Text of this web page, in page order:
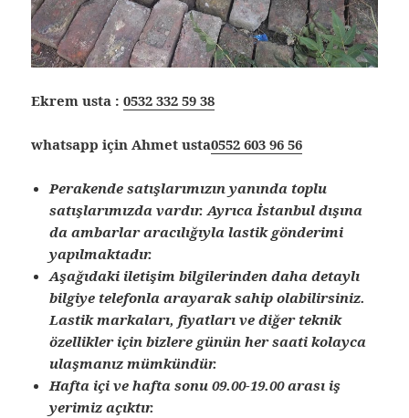
Ekrem usta :0532 332 59 38
whatsapp için Ahmet usta0552 603 96 56
Perakende satışlarımızın yanında toplu
satışlarımızda vardır. Ayrıca İstanbul dışına
da ambarlar aracılığıyla lastik gönderimi
yapılmaktadır.
Aşağıdaki iletişim bilgilerinden daha detaylı
bilgiye telefonla arayarak sahip olabilirsiniz.
Lastik markaları, fiyatları ve diğer teknik
özellikler için bizlere günün her saati kolayca
ulaşmanız mümkündür.
Hafta içi ve hafta sonu 09.00-19.00 arası iş
yerimiz açıktır.